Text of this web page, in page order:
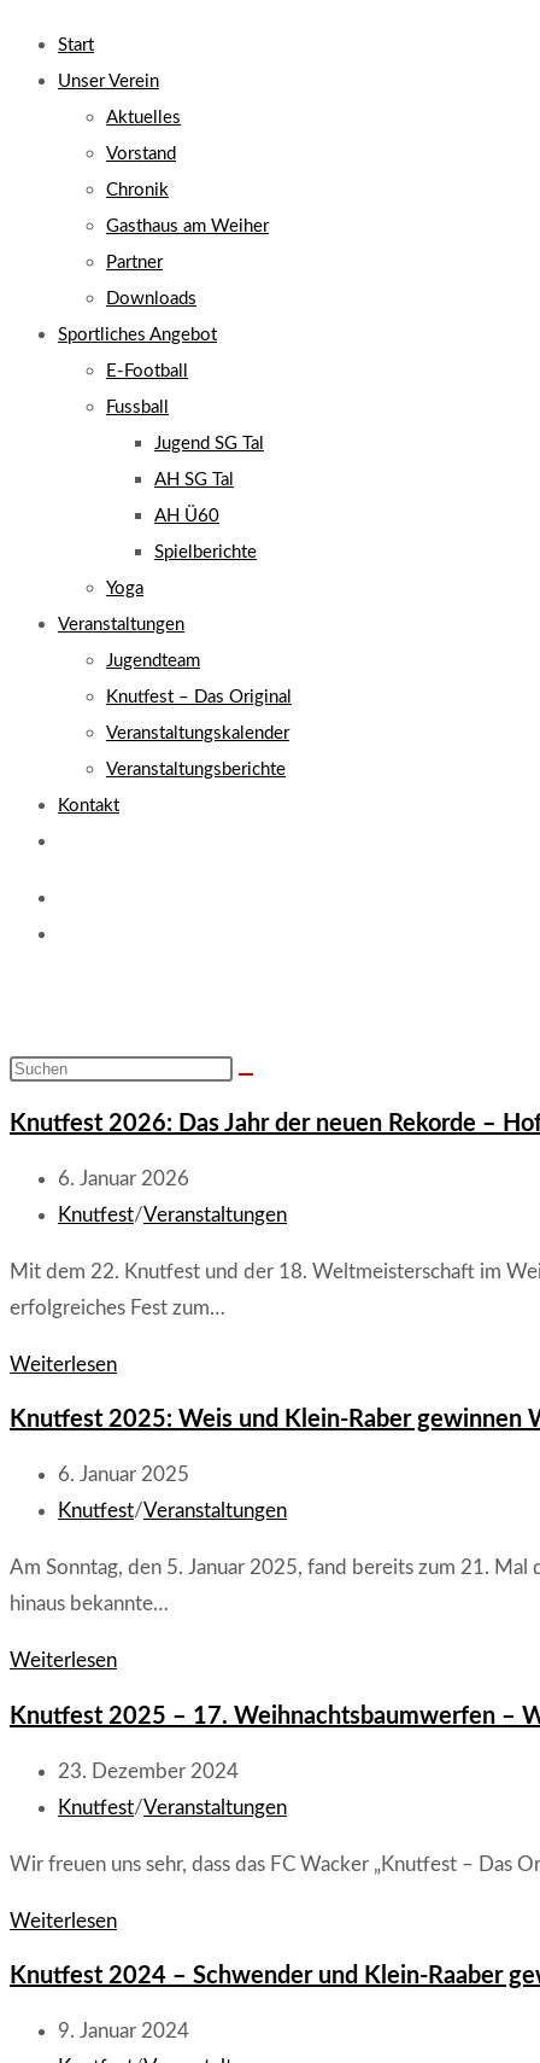
Start
Unser Verein
Aktuelles
Vorstand
Chronik
Gasthaus am Weiher
Partner
Downloads
Sportliches Angebot
E-Football
Fussball
Jugend SG Tal
AH SG Tal
AH Ü60
Spielberichte
Yoga
Veranstaltungen
Jugendteam
Knutfest – Das Original
Veranstaltungskalender
Veranstaltungsberichte
Kontakt
Diese
durchsuchen
Knutfest 2026: Das Jahr der neuen Rekorde –
Beitrag
veröffentlicht:
6. Januar 2026
Beitrags-
Knutfest/Veranstaltungen
Mit dem 22. Knutfest und der 18. Weltmeisterschaft im
erfolgreiches Fest zum…
WeiterlesenKnutfest
Das
Jahr
der
Rekorde
–
Klein-
Raber
gewinnen
Knutfest 2025: Weis und Klein-Raber gewinnen
Beitrag
veröffentlicht:
6. Januar 2025
Beitrags-
Knutfest/Veranstaltungen
Am Sonntag, den 5. Januar 2025, fand bereits zum 21.
hinaus bekannte…
WeiterlesenKnutfest
Weis
und
Klein-
gewinnen
Weihnachtsbaumwerfen
Knutfest 2025 – 17. Weihnachtsbaumwerfen –
Beitrag
veröffentlicht:
23. Dezember 2024
Beitrags-
Knutfest/Veranstaltungen
Wir freuen uns sehr, dass das FC Wacker „Knutfest – Das
WeiterlesenKnutfest
–
17.
Knutfest 2024 – Schwender und Klein-Raaber
Beitrag
9. Januar 2024